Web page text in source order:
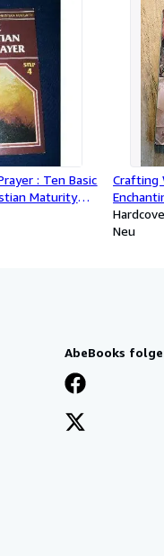
: Ten Basic
Maturity
Crafting
Neu
AbeBooks